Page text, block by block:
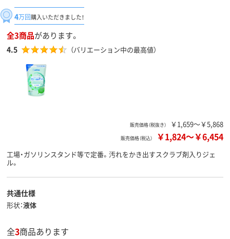
4万回購入いただきました！
全3商品があります。
4.5 （バリエーション中の最高値）
販売価格（税抜き） ￥1,659～￥5,868
販売価格（税込） ￥1,824～￥6,454
工場・ガソリンスタンド等で定番。汚れをかき出すスクラブ剤入りジェ
ル。
共通仕様
形状 液体
全3商品あります